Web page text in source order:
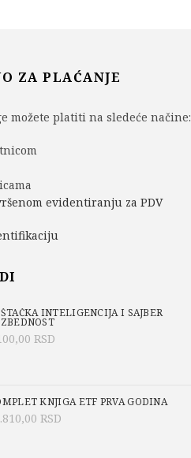
ZA PLAĆANJE
možete platiti na sledeće načine:
evidentiranju za PDV
INTELIGENCIJA I SAJBER
RSD
KNJIGA ETF PRVA GODINA
RSD